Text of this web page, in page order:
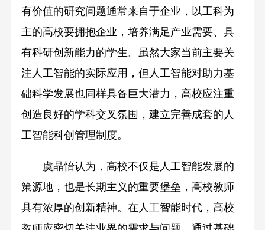
有价值的研究问题通常来自于企业，以工科为
主的高校要拥抱企业，培养满足产业需要、具
有科研创新能力的学生。虽然大家当前主要关
注人工智能的实际应用，但人工智能对助力基
础科学发展也同样具备巨大潜力，高校应注重
创造良好的学科交叉氛围，建立完善成套的人
工智能科创管理制度。
虞晶怡认为，高校不仅是人工智能发展的
策源地，也是长期主义的重要堡垒，高校教师
具有浓厚的创新精神。在人工智能时代，高校